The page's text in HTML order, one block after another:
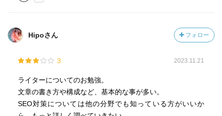
Hipoさん フォロー
3 2023.11.21
ライターについてのお勉強。
文章の書き方や構成など、基本的な事が多い。
SEO対策については他の分野でも知っている方がいいか